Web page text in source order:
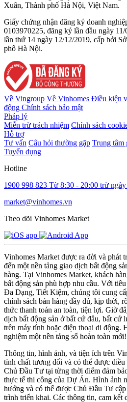
Xuân, Thành phố Hà Nội, Việt Nam.
Giấy chứng nhận đăng ký doanh
0103970225, đăng ký lần đầu ngày
lần thứ 14 ngày 12/12/2019, cấp bởi
phố Hà Nội.
Về Vingroup Về Vinhomes Điều kiện
động Chính sách bảo mật
Pháp lý
Miễn trừ trách nhiệm Chính sách
Hỗ trợ
Tư vấn Câu hỏi thường gặp Trung tâm
Tuyển dụng
Hotline
1900 998 823 Từ 8:30 - 20:00 trừ
market@vinhomes.vn
Theo dõi Vinhomes Market
Vinhomes Market được ra đời và phát
đến một nền tảng giao dịch bất động
hàng. Tại Vinhomes Market, khách
bất động sản phù hợp nhu cầu. Với
Đa Dạng, Tiết Kiệm, chúng tôi cung
chính sách bán hàng đầy đủ, kịp thời,
thức thanh toán an toàn, tiện lợi. Giờ
dịch bất động sản ở bất cứ đâu, bất cứ
trên máy tính hoặc điện thoại di động.
nghiệm một nền tảng số hoàn toàn mới!
Thông tin, hình ảnh, và tiện ích trên
tính chất tương đối và có thể được
Chủ Đầu Tư tại từng thời điểm đảm
thực tế thi công của Dự Án. Hình ảnh
hướng và có thể được Chủ Đầu Tư cập
trình triển khai. Các thông tin, cam kết